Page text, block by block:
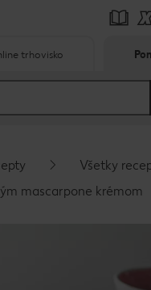
panel
trhovisko
Všetky
mascarpone krémom